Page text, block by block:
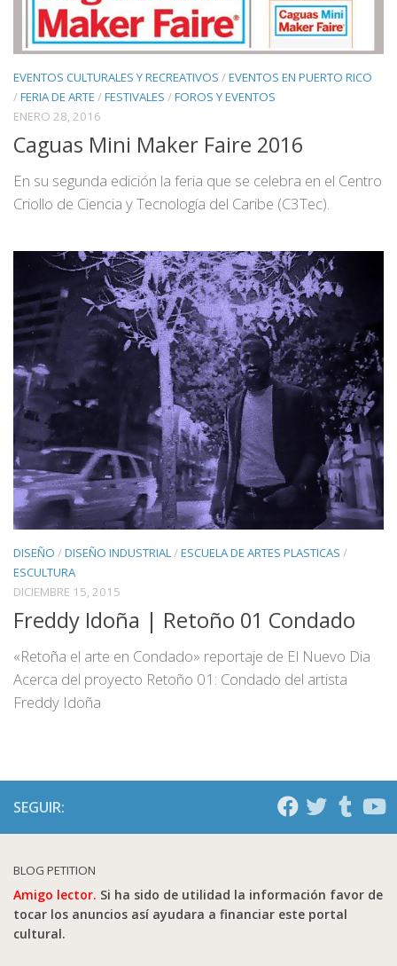
EVENTOS CULTURALES Y RECREATIVOS /EVENTOS EN PUERTO RICO
/FERIA DE ARTE /FESTIVALES /FOROS Y EVENTOS
ENERO 28, 2016
Caguas Mini Maker Faire 2016
En su segunda edición la feria que se celebra en el Centro
Criollo de Ciencia y Tecnología del Caribe (C3Tec).
DISEÑO /DISEÑO INDUSTRIAL/ESCUELA DE ARTES PLASTICAS /
ESCULTURA
DICIEMBRE 15, 2015
Freddy Idoña | Retoño 01 Condado
«Retoña el arte en Condado» reportaje de El Nuevo Dia
Acerca del proyecto Retoño 01: Condado del artista
Freddy Idoña
SEGUIR:
BLOG PETITION
Amigo lector. Si ha sido de utilidad la información favor de
tocar los anuncios así ayudara a financiar este portal
cultural.